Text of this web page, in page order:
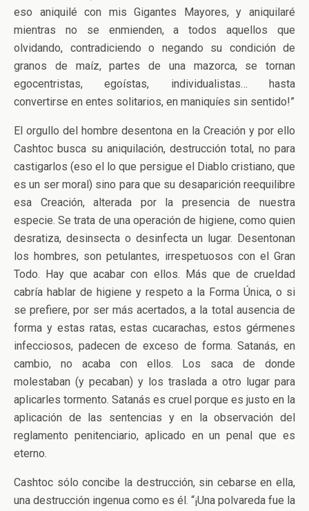
eso aniquilé con mis Gigantes Mayores, y aniquilaré
mientras no se enmienden, a todos aquellos que
olvidando, contradiciendo o negando su condición de
granos de maíz, partes de una mazorca, se tornan
egocentristas, egoístas, individualistas… hasta
convertirse en entes solitarios, en maniquíes sin sentido!”
El orgullo del hombre desentona en la Creación y por ello
Cashtoc busca su aniquilación, destrucción total, no para
castigarlos (eso el lo que persigue el Diablo cristiano, que
es un ser moral) sino para que su desaparición reequilibre
esa Creación, alterada por la presencia de nuestra
especie. Se trata de una operación de higiene, como quien
desratiza, desinsecta o desinfecta un lugar. Desentonan
los hombres, son petulantes, irrespetuosos con el Gran
Todo. Hay que acabar con ellos. Más que de crueldad
cabría hablar de higiene y respeto a la Forma Única, o si
se prefiere, por ser más acertados, a la total ausencia de
forma y estas ratas, estas cucarachas, estos gérmenes
infecciosos, padecen de exceso de forma. Satanás, en
cambio, no acaba con ellos. Los saca de donde
molestaban (y pecaban) y los traslada a otro lugar para
aplicarles tormento. Satanás es cruel porque es justo en la
aplicación de las sentencias y en la observación del
reglamento penitenciario, aplicado en un penal que es
eterno.
Cashtoc sólo concibe la destrucción, sin cebarse en ella,
una destrucción ingenua como es él. “¡Una polvareda fue la